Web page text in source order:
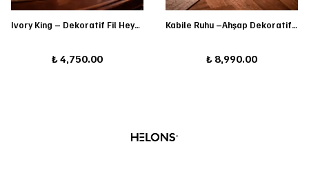
Ivory King – Dekoratif Fil Heykeli
₺ 4,750.00
Kabile Ruhu –Ahşap Dekoratif Figür Seti
₺ 8,990.00